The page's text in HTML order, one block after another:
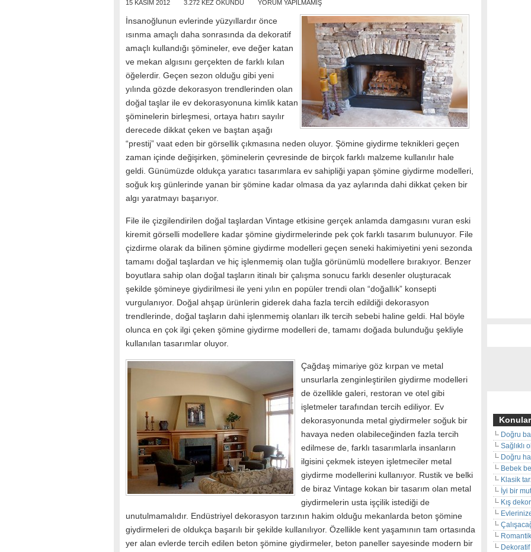
15 KASIM 2012 3.272 KEZ OKUNDU YORUM YAPILMAMIŞ
İnsanoğlunun evlerinde yüzyıllardır önce
ısınma amaçlı daha sonrasında da dekoratif
amaçlı kullandığı şömineler, eve değer katan
ve mekan algısını gerçekten de farklı kılan
öğelerdir. Geçen sezon olduğu gibi yeni
yılında gözde dekorasyon trendlerinden olan
doğal taşlar ile ev dekorasyonuna kimlik katan
şöminelerin birleşmesi, ortaya hatırı sayılır
derecede dikkat çeken ve baştan aşağı
“prestij” vaat eden bir görsellik çıkmasına neden oluyor. Şömine giydirme teknikleri geçen
zaman içinde değişirken, şöminelerin çevresinde de birçok farklı malzeme kullanılır hale
geldi. Günümüzde oldukça yaratıcı tasarımlara ev sahipliği yapan şömine giydirme modelleri,
soğuk kış günlerinde yanan bir şömine kadar olmasa da yaz aylarında dahi dikkat çeken bir
algı yaratmayı başarıyor.
File ile çizgilendirilen doğal taşlardan Vintage etkisine gerçek anlamda damgasını vuran eski
kiremit görselli modellere kadar şömine giydirmelerinde pek çok farklı tasarım bulunuyor. File
çizdirme olarak da bilinen şömine giydirme modelleri geçen seneki hakimiyetini yeni sezonda
tamamı doğal taşlardan ve hiç işlenmemiş olan tuğla görünümlü modellere bırakıyor. Benzer
boyutlara sahip olan doğal taşların itinalı bir çalışma sonucu farklı desenler oluşturacak
şekilde şömineye giydirilmesi ile yeni yılın en popüler trendi olan “doğallık” konsepti
vurgulanıyor. Doğal ahşap ürünlerin giderek daha fazla tercih edildiği dekorasyon
trendlerinde, doğal taşların dahi işlenmemiş olanları ilk tercih sebebi haline geldi. Hal böyle
olunca en çok ilgi çeken şömine giydirme modelleri de, tamamı doğada bulunduğu şekliyle
kullanılan tasarımlar oluyor.
Çağdaş mimariye göz kırpan ve metal
unsurlarla zenginleştirilen giydirme modelleri
de özellikle galeri, restoran ve otel gibi
işletmeler tarafından tercih ediliyor. Ev
dekorasyonunda metal giydirmeler soğuk bir
havaya neden olabileceğinden fazla tercih
edilmese de, farklı tasarımlarla insanların
ilgisini çekmek isteyen işletmeciler metal
giydirme modellerini kullanıyor. Rustik ve belki
de biraz Vintage kokan bir tasarım olan metal
giydirmelerin usta işçilik istediği de
unutulmamalıdır. Endüstriyel dekorasyon tarzının hakim olduğu mekanlarda beton şömine
giydirmeleri de oldukça başarılı bir şekilde kullanılıyor. Özellikle kent yaşamının tam ortasında
yer alan evlerde tercih edilen beton şömine giydirmeler, beton paneller sayesinde modern bir
Konular
Doğru
Sağlıklı
Doğru
Bebek
Klasik
İyi bir
Kış
Dekoratif